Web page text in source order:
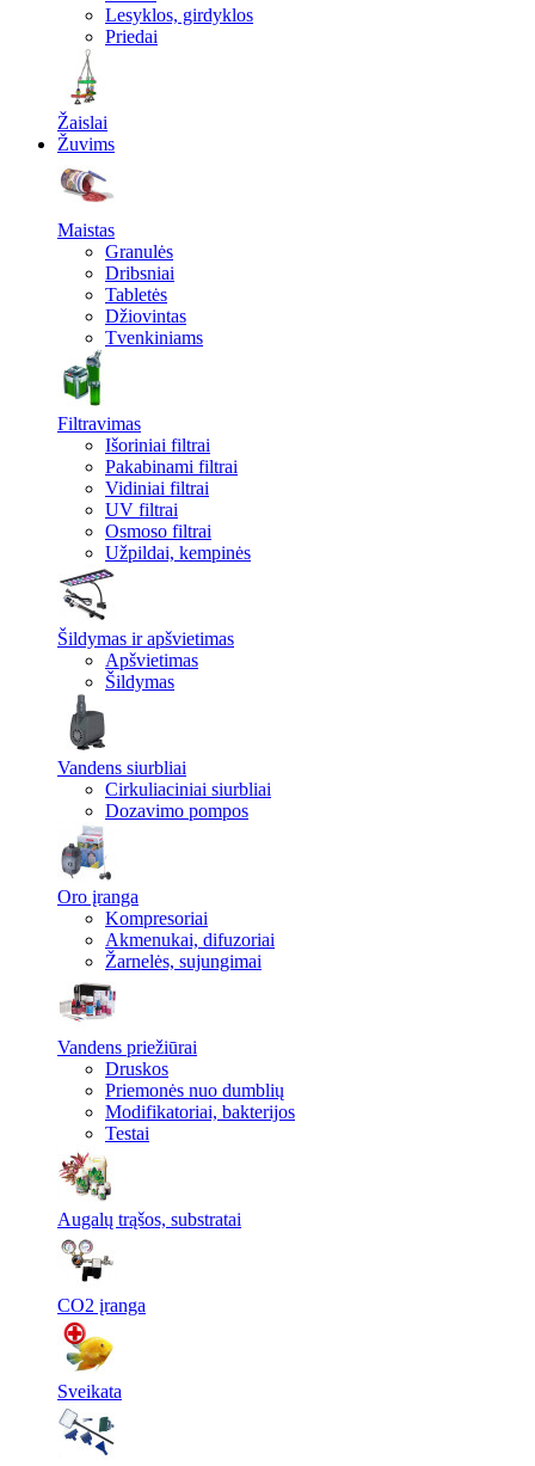
Lesyklos, girdyklos
Priedai
Žaislai
Žuvims
Maistas
Granulės
Dribsniai
Tabletės
Džiovintas
Tvenkiniams
Filtravimas
Išoriniai filtrai
Pakabinami filtrai
Vidiniai filtrai
UV filtrai
Osmoso filtrai
Užpildai, kempinės
Šildymas ir apšvietimas
Apšvietimas
Šildymas
Vandens siurbliai
Cirkuliaciniai siurbliai
Dozavimo pompos
Oro įranga
Kompresoriai
Akmenukai, difuzoriai
Žarnelės, sujungimai
Vandens priežiūrai
Druskos
Priemonės nuo dumblių
Modifikatoriai, bakterijos
Testai
Augalų trąšos, substratai
CO2 įranga
Sveikata